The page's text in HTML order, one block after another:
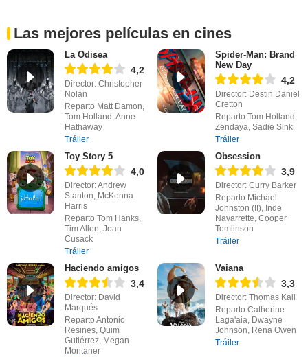
Las mejores películas en cines
La Odisea
4,2
Director: Christopher
Nolan
Reparto Matt Damon,
Tom Holland, Anne
Hathaway
Tráiler
Spider-Man: Brand
New Day
4,2
Director: Destin Daniel
Cretton
Reparto Tom Holland,
Zendaya, Sadie Sink
Tráiler
Toy Story 5
4,0
Director: Andrew
Stanton, McKenna
Harris
Reparto Tom Hanks,
Tim Allen, Joan
Cusack
Tráiler
Obsession
3,9
Director: Curry Barker
Reparto Michael
Johnston (II), Inde
Navarrette, Cooper
Tomlinson
Tráiler
Haciendo amigos
3,4
Director: David
Marqués
Reparto Antonio
Resines, Quim
Gutiérrez, Megan
Montaner
Vaiana
3,3
Director: Thomas Kail
Reparto Catherine
Laga'aia, Dwayne
Johnson, Rena Owen
Tráiler